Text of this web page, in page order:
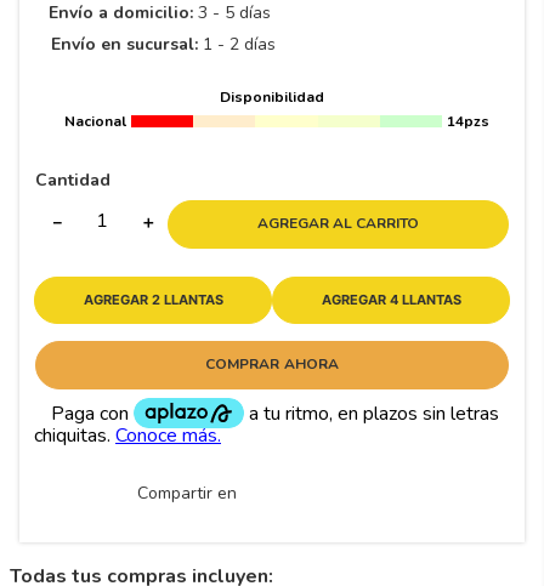
Envío a domicilio: 3 - 5 días
Envío en sucursal: 1 - 2 días
Disponibilidad
Nacional
14pzs
Cantidad
＋
－ AGREGAR AL CARRITO
AGREGAR 2 LLANTAS AGREGAR 4 LLANTAS
COMPRAR AHORA
Compartir en
Todas tus compras incluyen: